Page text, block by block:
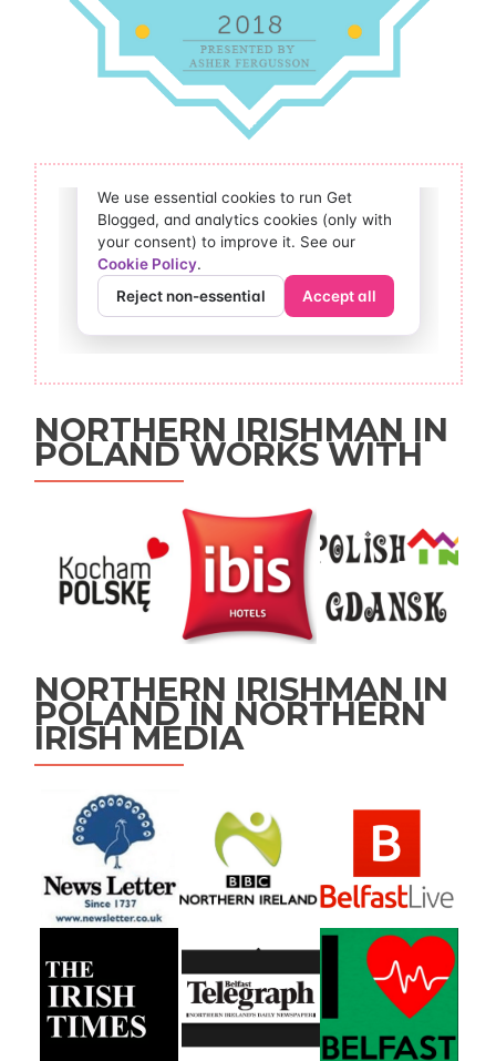
NORTHERN IRISHMAN IN
POLAND WORKS WITH
NORTHERN IRISHMAN IN
POLAND IN NORTHERN
IRISH MEDIA